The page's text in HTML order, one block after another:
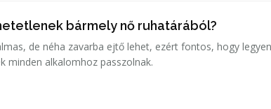
bármely nő ruhatárából?
de néha zavarba ejtő lehet, ezért fontos, hogy
minden alkalomhoz passzolnak.